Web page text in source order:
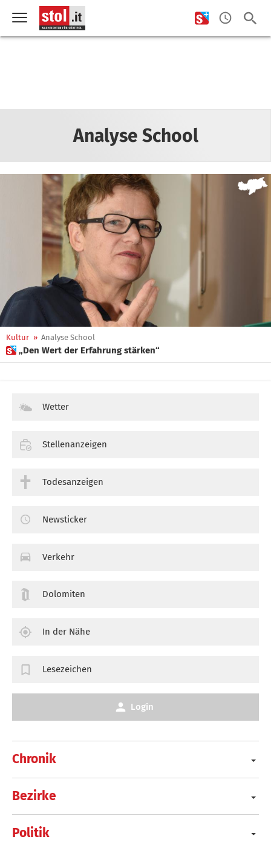
Analyse School
Kultur » Analyse School
 „Den Wert der Erfahrung stärken“
Chronik
Bezirke
Politik
Wetter
Stellenanzeigen
Todesanzeigen
Newsticker
Verkehr
Dolomiten
In der Nähe
Lesezeichen
Login